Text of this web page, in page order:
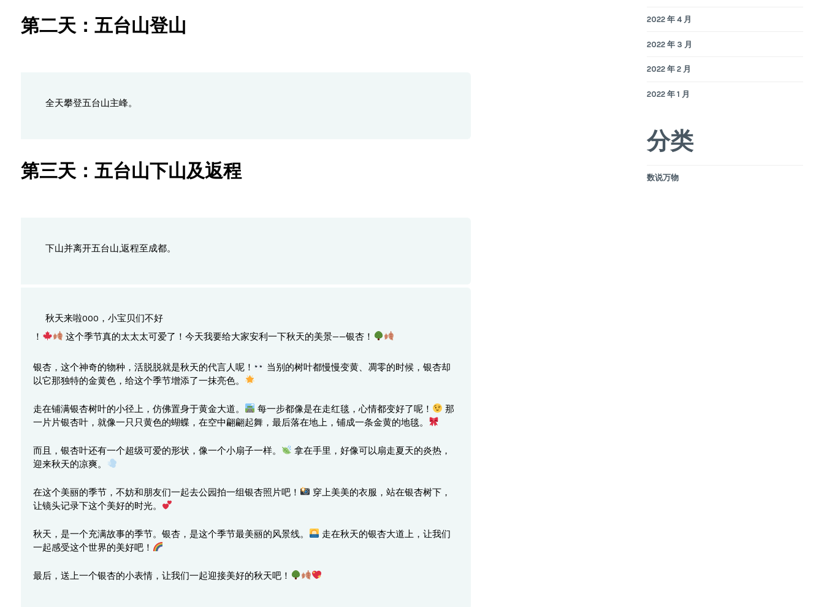
第二天：五台山登山
全天攀登五台山主峰。
第三天：五台山下山及返程
下山并离开五台山,返程至成都。
秋天来啦000，小宝贝们不好
！
这个季节真的太太太可爱了！今天我要给大家安利一下秋天的美景——银杏！
银杏，这个神奇的物种，活脱脱就是秋天的代言人呢！
当别的树叶都慢慢变黄、凋零的时候，银杏却
以它那独特的金黄色，给这个季节增添了一抹亮色。
走在铺满银杏树叶的小径上，仿佛置身于黄金大道。 每一步都像是在走红毯，心情都变好了呢！
那
一片片银杏叶，就像一只只黄色的蝴蝶，在空中翩翩起舞，最后落在地上，铺成一条金黄的地毯。
而且，银杏叶还有一个超级可爱的形状，像一个小扇子一样。
拿在手里，好像可以扇走夏天的炎热，
迎来秋天的凉爽。
在这个美丽的季节，不妨和朋友们一起去公园拍一组银杏照片吧！
穿上美美的衣服，站在银杏树下，
让镜头记录下这个美好的时光。
秋天，是一个充满故事的季节。银杏，是这个季节最美丽的风景线。
走在秋天的银杏大道上，让我们
一起感受这个世界的美好吧！
最后，送上一个银杏的小表情，让我们一起迎接美好的秋天吧！
2022 年 4 月
2022 年 3 月
2022 年 2 月
2022 年 1 月
分类
数说万物